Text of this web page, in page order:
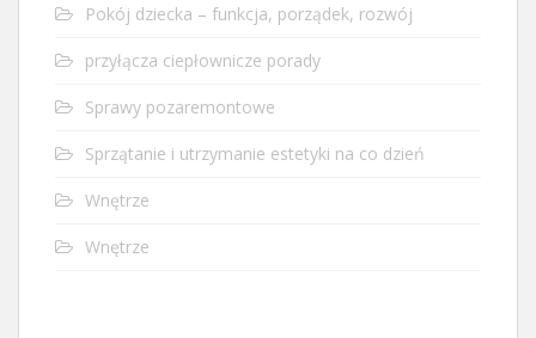
Pokój dziecka – funkcja, porządek, rozwój
przyłącza ciepłownicze porady
Sprawy pozaremontowe
Sprzątanie i utrzymanie estetyki na co dzień
Wnętrze
Wnętrze